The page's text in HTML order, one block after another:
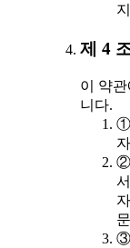
제 4
이 약
니다.
①
자
②
③